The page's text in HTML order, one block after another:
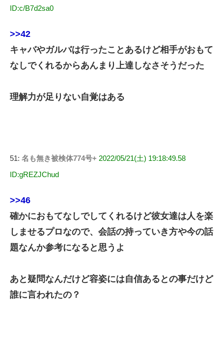
ID:c/B7d2sa0
>>42
キャバやガルバは行ったことあるけど相手がおもて
なしでくれるからあんまり上達しなさそうだった
理解力が足りない自覚はある
51: 名も無き被検体774号+ 2022/05/21(土) 19:18:49.58
ID:gREZJChud
>>46
確かにおもてなしでしてくれるけど彼女達は人を楽
しませるプロなので、会話の持っていき方や今の話
題なんか参考になると思うよ
あと疑問なんだけど容姿には自信あるとの事だけど
誰に言われたの？